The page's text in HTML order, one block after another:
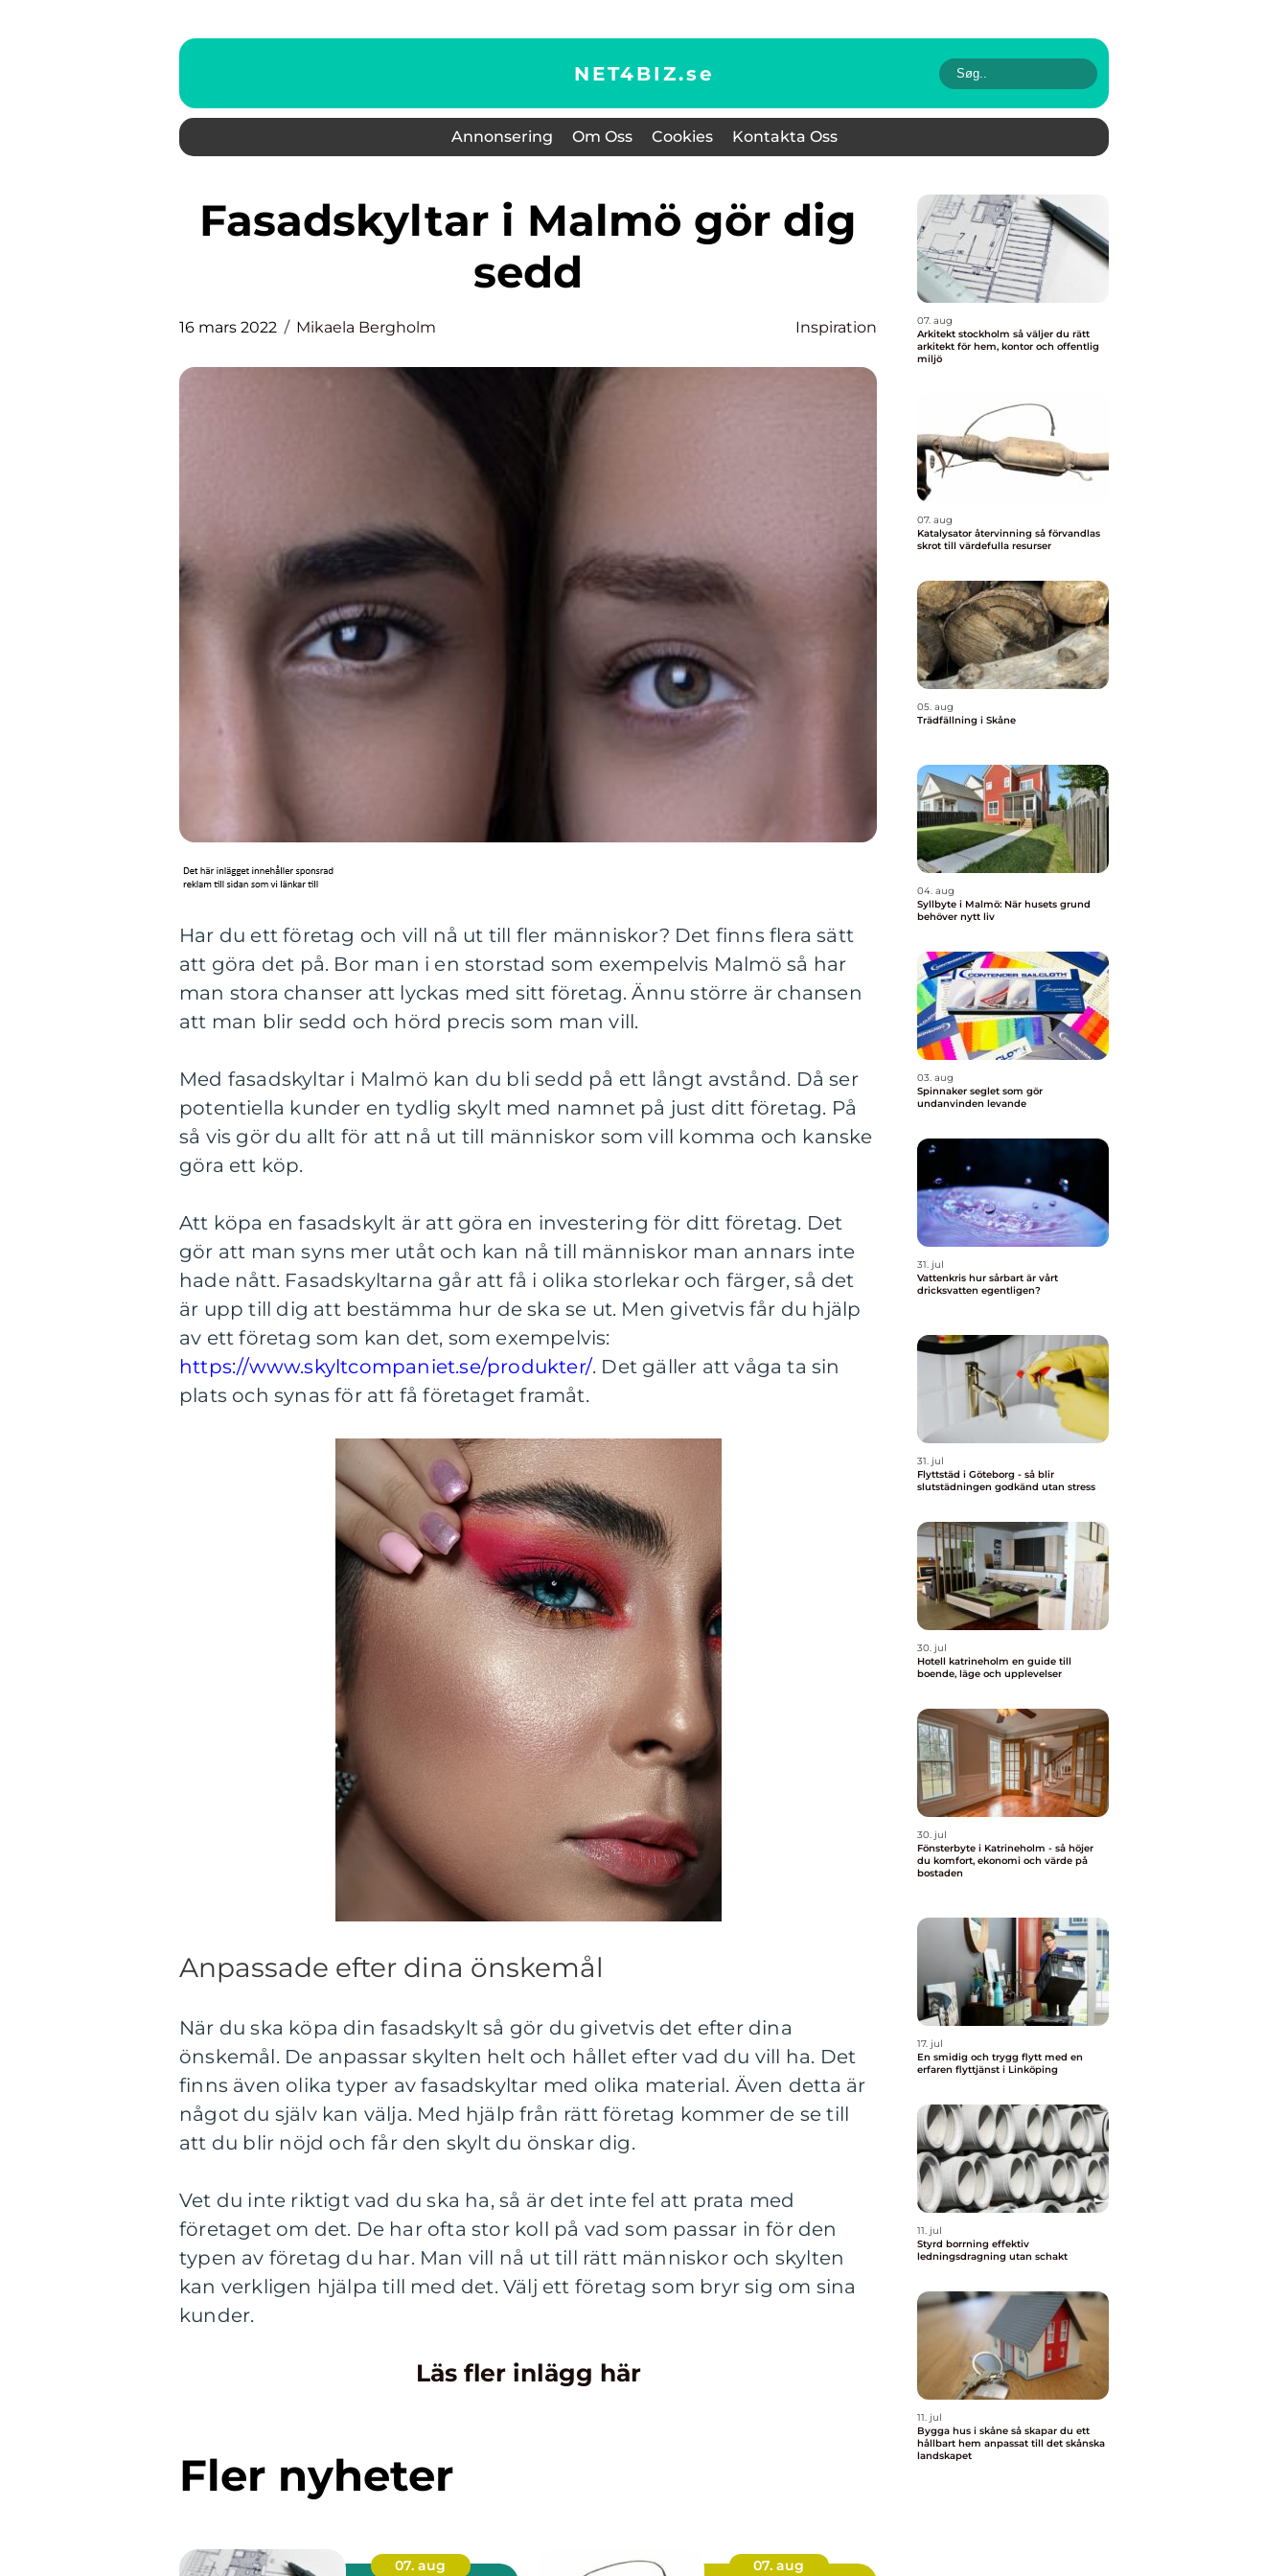
NET4BIZ.se
Annonsering Om Oss Cookies Kontakta Oss
Fasadskyltar i Malmö gör dig
sedd
16 mars 2022 Mikaela Bergholm Inspiration
Har du ett företag och vill nå ut till fler människor? Det finns flera sätt
att göra det på. Bor man i en storstad som exempelvis Malmö så har
man stora chanser att lyckas med sitt företag. Ännu större är chansen
att man blir sedd och hörd precis som man vill.
Med fasadskyltar i Malmö kan du bli sedd på ett långt avstånd. Då ser
potentiella kunder en tydlig skylt med namnet på just ditt företag. På
så vis gör du allt för att nå ut till människor som vill komma och kanske
göra ett köp.
Att köpa en fasadskylt är att göra en investering för ditt företag. Det
gör att man syns mer utåt och kan nå till människor man annars inte
hade nått. Fasadskyltarna går att få i olika storlekar och färger, så det
är upp till dig att bestämma hur de ska se ut. Men givetvis får du hjälp
av ett företag som kan det, som exempelvis:
https://www.skyltcompaniet.se/produkter/. Det gäller att våga ta sin
plats och synas för att få företaget framåt.
Anpassade efter dina önskemål
När du ska köpa din fasadskylt så gör du givetvis det efter dina
önskemål. De anpassar skylten helt och hållet efter vad du vill ha. Det
finns även olika typer av fasadskyltar med olika material. Även detta är
något du själv kan välja. Med hjälp från rätt företag kommer de se till
att du blir nöjd och får den skylt du önskar dig.
Vet du inte riktigt vad du ska ha, så är det inte fel att prata med
företaget om det. De har ofta stor koll på vad som passar in för den
typen av företag du har. Man vill nå ut till rätt människor och skylten
kan verkligen hjälpa till med det. Välj ett företag som bryr sig om sina
kunder.
Läs fler inlägg här
Fler nyheter
07. aug 07. aug
07. aug
Arkitekt stockholm så väljer du rätt
arkitekt för hem, kontor och offentlig
miljö
07. aug
Katalysator återvinning så förvandlas
skrot till värdefulla resurser
05. aug
Trädfällning i Skåne
04. aug
Syllbyte i Malmö: När husets grund
behöver nytt liv
03. aug
Spinnaker seglet som gör
undanvinden levande
31. jul
Vattenkris hur sårbart är vårt
dricksvatten egentligen?
31. jul
Flyttstäd i Göteborg - så blir
slutstädningen godkänd utan stress
30. jul
Hotell katrineholm en guide till
boende, läge och upplevelser
30. jul
Fönsterbyte i Katrineholm - så höjer
du komfort, ekonomi och värde på
bostaden
17. jul
En smidig och trygg flytt med en
erfaren flyttjänst i Linköping
11. jul
Styrd borrning effektiv
ledningsdragning utan schakt
11. jul
Bygga hus i skåne så skapar du ett
hållbart hem anpassat till det skånska
landskapet